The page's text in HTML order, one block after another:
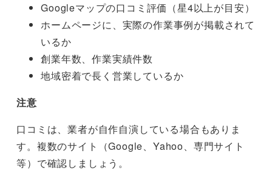
Googleマップの口コミ評価（星4以上が目安）
ホームページに、実際の作業事例が掲載されて
いるか
創業年数、作業実績件数
地域密着で長く営業しているか
注意
口コミは、業者が自作自演している場合もありま
す。複数のサイト（Google、Yahoo、専門サイト
等）で確認しましょう。